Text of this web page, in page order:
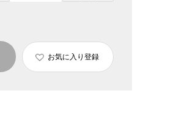
お気に入り登録